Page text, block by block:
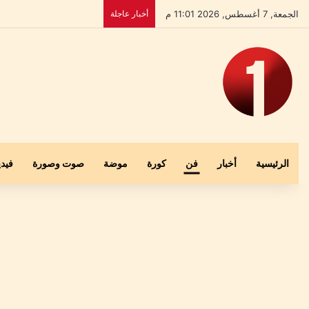
الجمعة, 7 أغسطس, 2026 11:01 م أخبار عاجلة
الرئيسية أخبار فن كورة موضة صوت وصورة